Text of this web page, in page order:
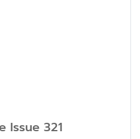
Issue 321